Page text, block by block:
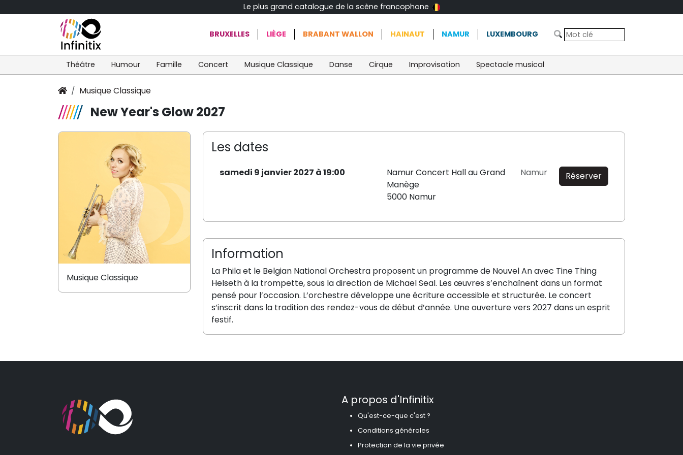
Le plus grand catalogue de la scène francophone
BRUXELLES LIÈGE BRABANT WALLON HAINAUT NAMUR LUXEMBOURG
Théâtre Humour Famille Concert Musique Classique Danse Cirque Improvisation Spectacle musical
Musique Classique
New Year's Glow 2027
Les dates
samedi 9 janvier 2027 à 19:00
Namur Concert Hall au Grand
Manège
5000 Namur
Namur Réserver
Information
La Phila et le Belgian National Orchestra proposent un programme de Nouvel An avec Tine Thing
Helseth à la trompette, sous la direction de Michael Seal. Les œuvres s’enchaînent dans un format
pensé pour l’occasion. L’orchestre développe une écriture accessible et structurée. Le concert
s’inscrit dans la tradition des rendez-vous de début d’année. Une ouverture vers 2027 dans un esprit
festif.
Musique Classique
A propos d'Infinitix
Qu'est-ce-que c'est ?
Conditions générales
Protection de la vie privée